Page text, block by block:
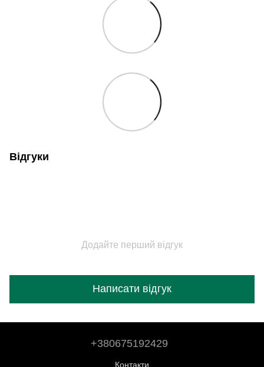
Відгуки
Додайте перший відгук
Написати відгук
+380675192429
Контакти